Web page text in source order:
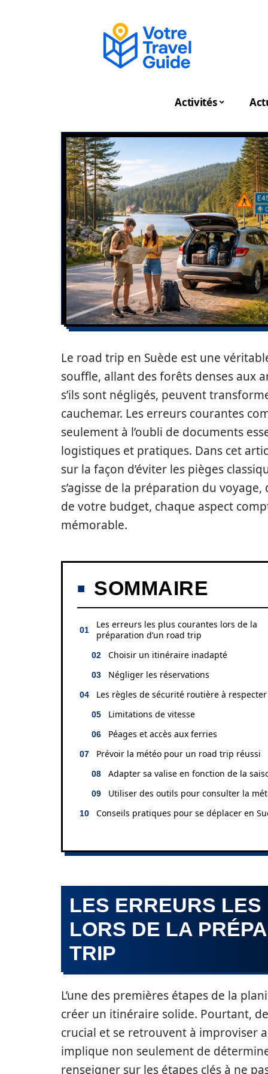
Activités
Le road trip en Suède est une
souffle, allant des forêts denses aux
s’ils sont négligés, peuvent
cauchemar. Les erreurs courantes
seulement à l’oubli de documents
logistiques et pratiques. Dans cet
sur la façon d’éviter les pièges
s’agisse de la préparation du
de votre budget, chaque aspect
mémorable.
SOMMAIRE
Les erreurs les plus courantes lors de la
préparation d’un road trip
Choisir un itinéraire inadapté
Négliger les réservations
Les règles de sécurité routière à respecter
Limitations de vitesse
Péages et accès aux ferries
Prévoir la météo pour un road trip réussi
Adapter sa valise en fonction de la
Utiliser des outils pour consulter la
Conseils pratiques pour se déplacer en
LES ERREURS
LORS DE LA
TRIP
L’une des premières étapes de la
créer un itinéraire solide. Pourtant,
crucial et se retrouvent à improviser
implique non seulement de
renseigner sur les étapes clés à ne